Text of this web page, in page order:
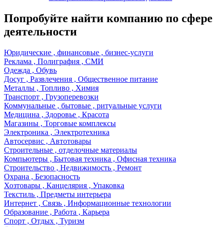
Попробуйте найти компанию по сфере
деятельности
Юридические , финансовые , бизнес-услуги
Реклама , Полиграфия , СМИ
Одежда , Обувь
Досуг , Развлечения , Общественное питание
Металлы , Топливо , Химия
Транспорт , Грузоперевозки
Коммунальные , бытовые , ритуальные услуги
Медицина , Здоровье , Красота
Магазины , Торговые комплексы
Электроника , Электротехника
Автосервис , Автотовары
Строительные , отделочные материалы
Компьютеры , Бытовая техника , Офисная техника
Строительство , Недвижимость , Ремонт
Охрана , Безопасность
Хозтовары , Канцелярия , Упаковка
Текстиль , Предметы интерьера
Интернет , Связь , Информационные технологии
Образование , Работа , Карьера
Спорт , Отдых , Туризм